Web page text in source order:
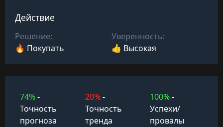
Действие
Решение:
🔥 Покупать
Уверенность:
👍 Высокая
74%-
Точность
прогноза
20%-
Точность
тренда
100%-
Успехи/
провалы